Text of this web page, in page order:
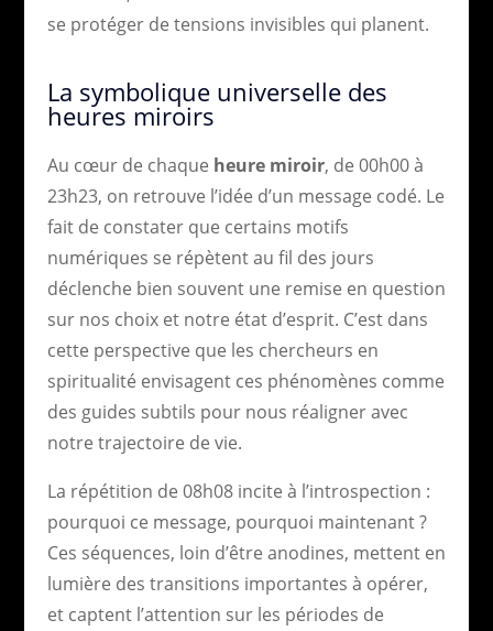
se protéger de tensions invisibles qui planent.
La symbolique universelle des
heures miroirs
Au cœur de chaque heure miroir, de 00h00 à
23h23, on retrouve l’idée d’un message codé. Le
fait de constater que certains motifs
numériques se répètent au fil des jours
déclenche bien souvent une remise en question
sur nos choix et notre état d’esprit. C’est dans
cette perspective que les chercheurs en
spiritualité envisagent ces phénomènes comme
des guides subtils pour nous réaligner avec
notre trajectoire de vie.
La répétition de 08h08 incite à l’introspection :
pourquoi ce message, pourquoi maintenant ?
Ces séquences, loin d’être anodines, mettent en
lumière des transitions importantes à opérer,
et captent l’attention sur les périodes de